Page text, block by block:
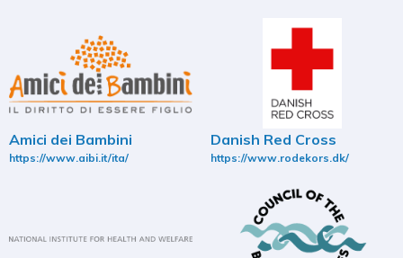
Amici dei Bambini
https://www.aibi.it/ita/
Danish Red Cross
https://www.rodekors.dk/